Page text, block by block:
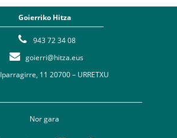
Goierriko Hitza
943 72 34 08
goierri@hitza.eus
Iparragirre, 11 20700 – URRETXU
Nor gara